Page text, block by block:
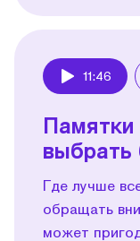
11:46
Памятки
выбрать
Где лучше
обращать
может